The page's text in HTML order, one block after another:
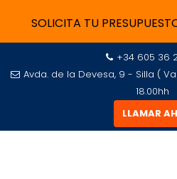
+34 605 36
Avda. de la Devesa, 9 - Silla (
18.00hh
LLAMAR
SOLICITA TU